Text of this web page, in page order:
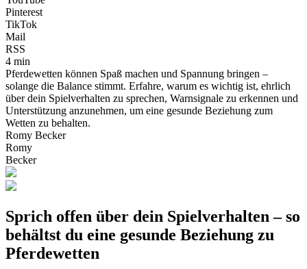
Pinterest
TikTok
Mail
RSS
4 min
Pferdewetten können Spaß machen und Spannung bringen –
solange die Balance stimmt. Erfahre, warum es wichtig ist, ehrlich
über dein Spielverhalten zu sprechen, Warnsignale zu erkennen und
Unterstützung anzunehmen, um eine gesunde Beziehung zum
Wetten zu behalten.
Romy Becker
Romy
Becker
Sprich offen über dein Spielverhalten – so
behältst du eine gesunde Beziehung zu
Pferdewetten